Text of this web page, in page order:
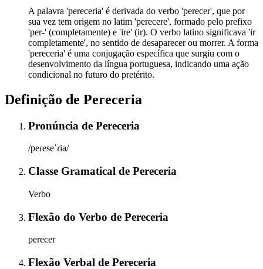
A palavra 'pereceria' é derivada do verbo 'perecer', que por
sua vez tem origem no latim 'perecere', formado pelo prefixo
'per-' (completamente) e 'ire' (ir). O verbo latino significava 'ir
completamente', no sentido de desaparecer ou morrer. A forma
'pereceria' é uma conjugação específica que surgiu com o
desenvolvimento da língua portuguesa, indicando uma ação
condicional no futuro do pretérito.
Definição de Pereceria
Pronúncia de Pereceria
/peɾeseˈɾia/
Classe Gramatical de Pereceria
Verbo
Flexão do Verbo de Pereceria
perecer
Flexão Verbal de Pereceria